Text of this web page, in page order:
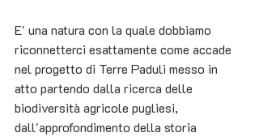
E' una natura con la quale dobbiamo
riconnetterci esattamente come accade
nel progetto di Terre Paduli messo in
atto partendo dalla ricerca delle
biodiversità agricole pugliesi,
dall'approfondimento della storia